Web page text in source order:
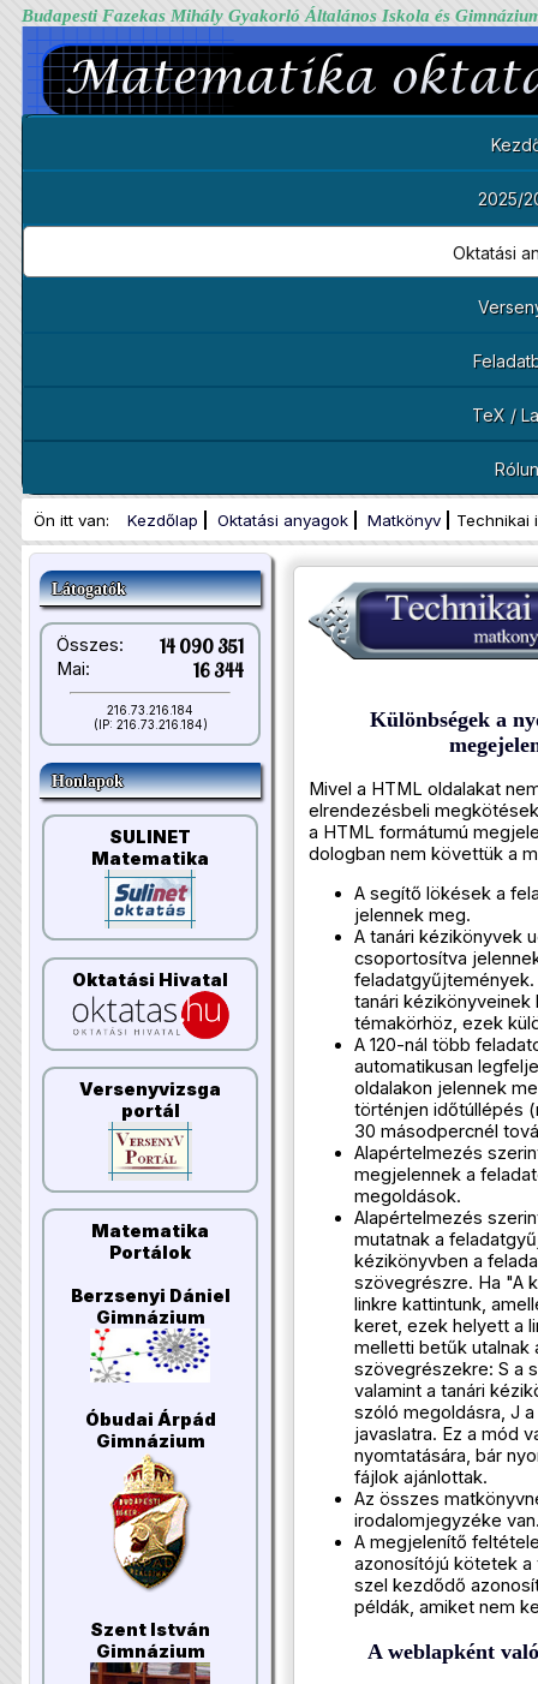
Budapesti Fazekas Mihály Gyakorló Általános Iskola és
2025/
Oktatási
TeX /
Ön itt van: Kezdőlap Oktatási anyagok Matkönyv Technikai
Látogatók
Összes: 14 090 351
Mai: 16 344
216.73.216.184
(IP: 216.73.216.184)
Honlapok
SULINET
Matematika
Oktatási Hivatal
Versenyvizsga
portál
Matematika
Portálok
Berzsenyi Dániel
Gimnázium
Óbudai Árpád
Gimnázium
Szent István
Gimnázium
Különbségek a
Mivel a HTML oldalakat
elrendezésbeli
a HTML formátumú
dologban nem követtük a
A segítő lökések a
jelennek meg.
A tanári kézikönyvek
csoportosítva
tanári
témakörhöz, ezek
A 120-nál több
automatikusan
oldalakon jelennek
történjen időtúllépés
30 másodpercnél
Alapértelmezés
megjelennek a
megoldások.
Alapértelmezés
mutatnak a
kézikönyvben a
szövegrészre. Ha "A
linkre kattintunk,
keret, ezek helyett a
melletti betűk utalnak
szövegrészekre: S a
valamint a tanári
szóló megoldásra, J
javaslatra. Ez a mód
nyomtatására, bár
fájlok ajánlottak.
Az összes
irodalomjegyzéke
A megjelenítő
azonosítójú kötetek a
szel kezdődő
példák, amiket nem
A weblapként